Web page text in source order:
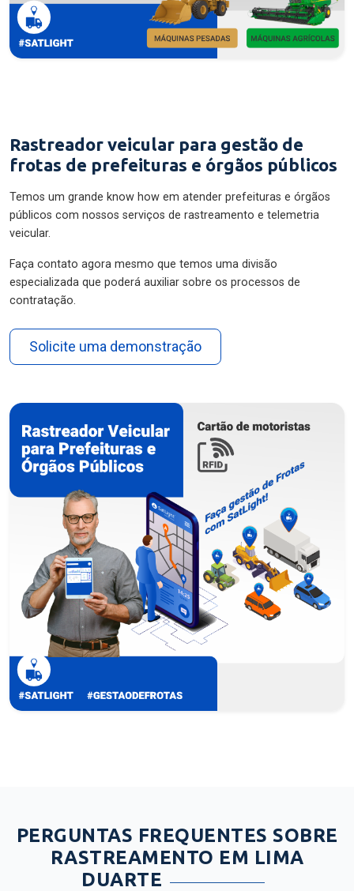
Rastreador veicular para gestão de
frotas de prefeituras e órgãos públicos
Temos um grande know how em atender prefeituras e órgãos
públicos com nossos serviços de rastreamento e telemetria
veicular.
Faça contato agora mesmo que temos uma divisão
especializada que poderá auxiliar sobre os processos de
contratação.
Solicite uma demonstração
PERGUNTAS FREQUENTES SOBRE
RASTREAMENTO EM LIMA
DUARTE